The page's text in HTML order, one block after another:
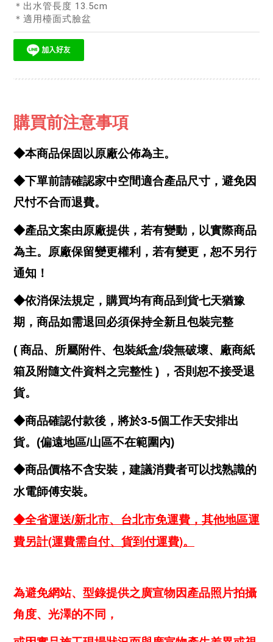
＊出水管長度 13.5cm
＊適用檯面式臉盆
購買前注意事項
◆本商品保固以原廠公佈為主。
◆下單前請確認家中空間適合產品尺寸，避免因
尺忖不合而退費。
◆產品文案由原廠提供，若有變動，以實際商品
為主。原廠保留變更權利，若有變更，恕不另行
通知！
◆依消保法規定，購買均有商品到貨七天猶豫
期，商品如需退回必須保持全新且包裝完整
( 商品、所屬附件、包裝紙盒/袋無破壞、廠商紙
箱及附隨文件資料之完整性 ) ，否則恕不接受退
貨。
◆商品確認付款後，將於3-5個工作天安排出
貨。(偏遠地區/山區不在範圍內)
◆商品價格不含安裝，建議消費者可以找熟識的
水電師傅安裝。
◆全省運送/新北市、台北市免運費，其他地區運
費另計(運費需自付、貨到付運費)。
為避免網站、型錄提供之廣宣物因產品照片拍攝
角度、光澤的不同，